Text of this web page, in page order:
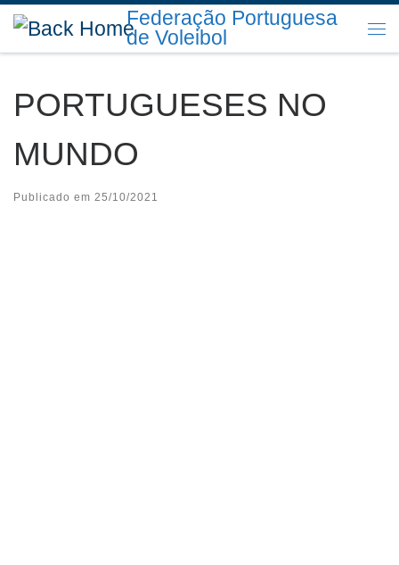
Skip to content Federação Portuguesa
de Voleibol
PORTUGUESES NO
MUNDO
Publicado em 25/10/2021